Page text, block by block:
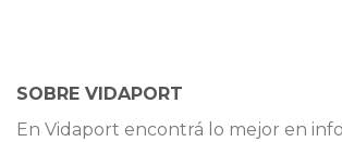
SOBRE VIDAPORT
En Vidaport encontrá lo mejor en